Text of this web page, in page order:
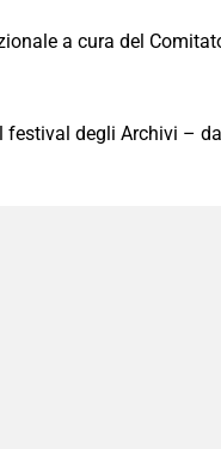
a cura del
festival degli Archivi –